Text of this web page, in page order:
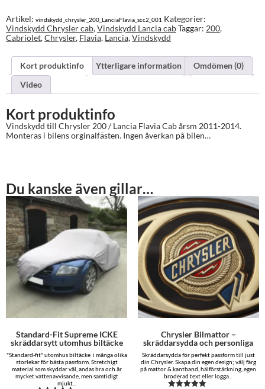
Cabriolet
(ej
USA-
bilar)
mängd
Artikel: vindskydd_chrysler_200_LanciaFlavia_scc2_001 Kategorier:
Vindskydd Chrysler cab,Vindskydd Lancia cabTaggar: 200,
Cabriolet,Chrysler, Flavia, Lancia,Vindskydd
Kort produktinfo Ytterligare information
Omdömen (0)
Video
Kort produktinfo
Vindskydd till Chrysler 200 / Lancia Flavia Cab årsm 2011-2014.
Monteras i bilens orginalfästen. Ingen åverkan på bilen…
Du kanske även gillar…
Standard-Fit Supreme ICKE
skräddarsytt utomhus biltäcke
"Standard-fit" utomhus biltäcke i många olika
storlekar för bästa passform. Stretchigt
material som skyddar väl, andas bra och är
mycket vattenavvisande, men samtidigt
mjukt...
Chrysler Bilmattor –
skräddarsydda och personliga
Skräddarsydda för perfekt passform till just
din Chrysler. Skapa din egen design; välj färg
på mattor & kantband, hälförstärkning, egen
broderad text eller logga...